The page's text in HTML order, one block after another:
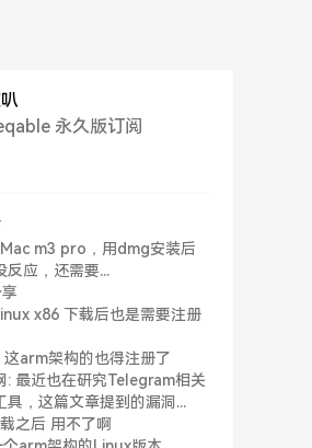
永久版订阅
m3 pro，用dmg安装后
反应，还需要...
x86 下载后也是需要注册
arm架构的也得注册了
: 最近也在研究Telegram相关
具，这篇文章提到的漏洞...
之后 用不了啊